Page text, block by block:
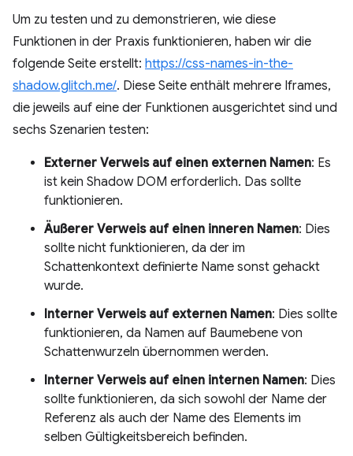
Um zu testen und zu demonstrieren, wie diese
Funktionen in der Praxis funktionieren, haben wir die
folgende Seite erstellt: https://css-names-in-the-
shadow.glitch.me/. Diese Seite enthält mehrere Iframes,
die jeweils auf eine der Funktionen ausgerichtet sind und
sechs Szenarien testen:
Externer Verweis auf einen externen Namen: Es
ist kein Shadow DOM erforderlich. Das sollte
funktionieren.
Äußerer Verweis auf einen inneren Namen: Dies
sollte nicht funktionieren, da der im
Schattenkontext definierte Name sonst gehackt
wurde.
Interner Verweis auf externen Namen: Dies sollte
funktionieren, da Namen auf Baumebene von
Schattenwurzeln übernommen werden.
Interner Verweis auf einen internen Namen: Dies
sollte funktionieren, da sich sowohl der Name der
Referenz als auch der Name des Elements im
selben Gültigkeitsbereich befinden.